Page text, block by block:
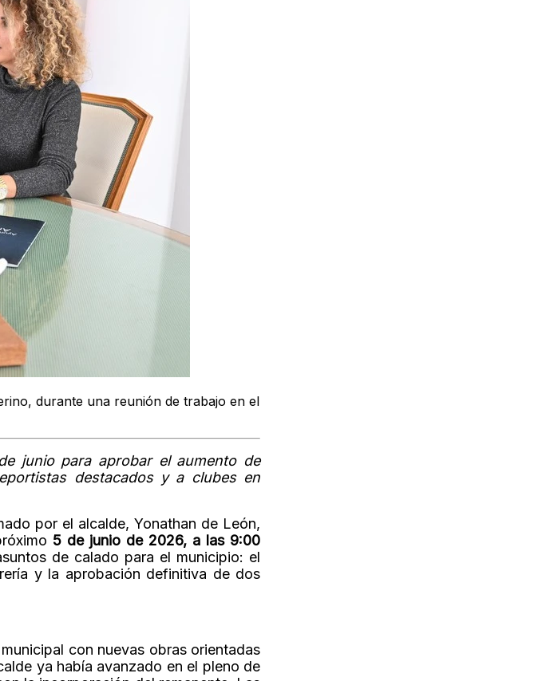
durante una reunión de trabajo en el
junio para aprobar el aumento de
destacados y a clubes en
por el alcalde, Yonathan de León,
5 de junio de 2026, a las 9:00
de calado para el municipio: el
y la aprobación definitiva de dos
con nuevas obras orientadas
ya había avanzado en el pleno de